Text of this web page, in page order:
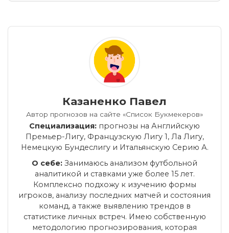
Казаненко Павел
Автор прогнозов на сайте «Список Букмекеров»
Специализация: прогнозы на Английскую
Премьер-Лигу, Французскую Лигу 1, Ла Лигу,
Немецкую Бундеслигу и Итальянскую Серию А.
О себе: Занимаюсь анализом футбольной
аналитикой и ставками уже более 15 лет.
Комплексно подхожу к изучению формы
игроков, анализу последних матчей и состояния
команд, а также выявлению трендов в
статистике личных встреч. Имею собственную
методологию прогнозирования, которая